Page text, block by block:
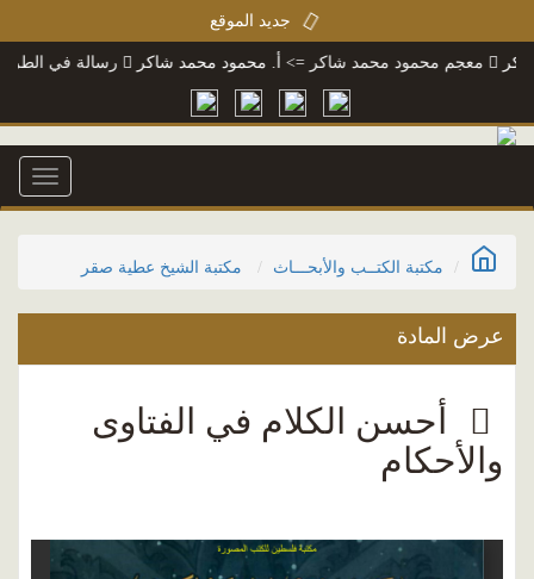
جديد الموقع
رسالة في الطريق إلى معجم محمود محمد شاكر=> أ. محمود محمد شاكر
Toggle
مكتبة الكتــب والأبحـــاث مكتبة الشيخ عطية صقر
عرض المادة
أحسن الكلام في الفتاوى
والأحكام